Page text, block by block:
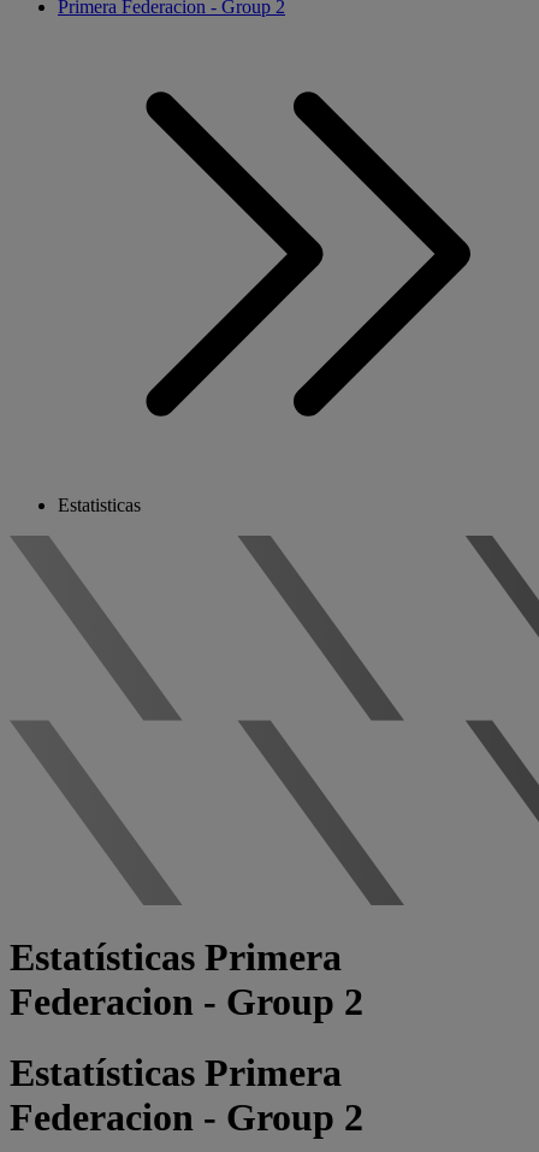
Primera Federacion - Group 2
Estatisticas
Estatísticas Primera
Federacion - Group 2
Estatísticas Primera
Federacion - Group 2